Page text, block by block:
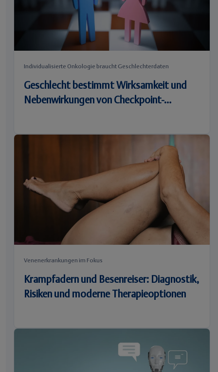
Individualisierte Onkologie braucht Geschlechterdaten
Geschlecht bestimmt Wirksamkeit und
Nebenwirkungen von Checkpoint-
Venenerkrankungen im Fokus
Krampfadern und Besenreiser: Diagnostik,
Risiken und moderne Therapieoptionen